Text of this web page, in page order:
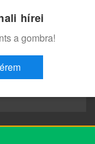
hírei
a gombra!